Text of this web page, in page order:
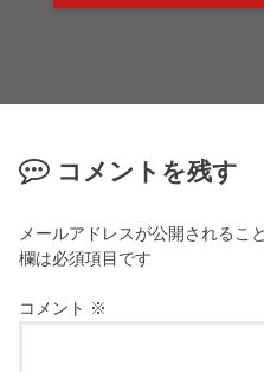
コメントを残す
メールアドレスが公開されるこ
欄は必須項目です
コメント ※